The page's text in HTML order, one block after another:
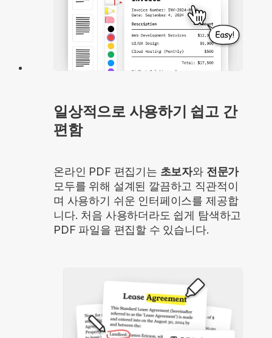
일상적으로 사용하기 쉽고 간
편함
온라인 PDF 편집기는 초보자와 전문가
모두를 위해 설계된 깔끔하고 직관적이
며 사용하기 쉬운 인터페이스를 제공합
니다. 처음 사용하더라도 쉽게 탐색하고
PDF 파일을 편집할 수 있습니다.